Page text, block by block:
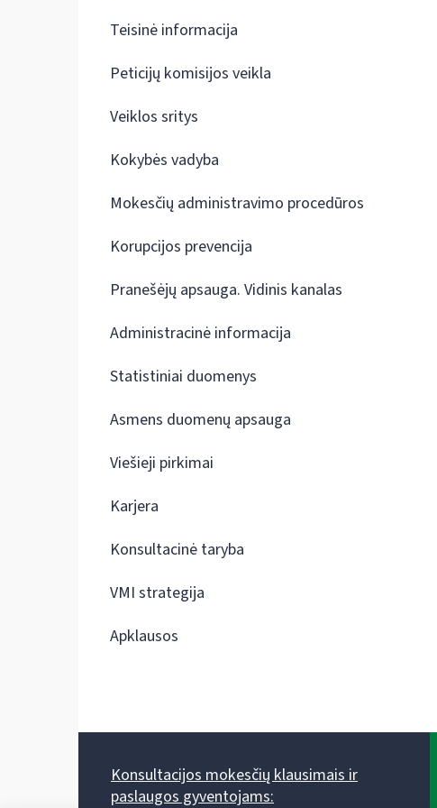
Teisinė informacija
Peticijų komisijos veikla
Veiklos sritys
Kokybės vadyba
Mokesčių administravimo procedūros
Korupcijos prevencija
Pranešėjų apsauga. Vidinis kanalas
Administracinė informacija
Statistiniai duomenys
Asmens duomenų apsauga
Viešieji pirkimai
Karjera
Konsultacinė taryba
VMI strategija
Apklausos
Konsultacijos mokesčių klausimais ir
paslaugos gyventojams: